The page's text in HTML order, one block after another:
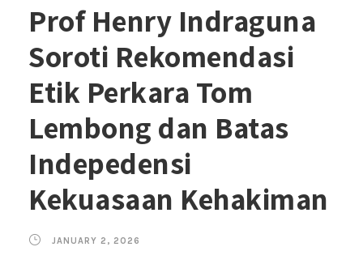
Prof Henry Indraguna
Soroti Rekomendasi
Etik Perkara Tom
Lembong dan Batas
Indepedensi
Kekuasaan Kehakiman
JANUARY 2, 2026